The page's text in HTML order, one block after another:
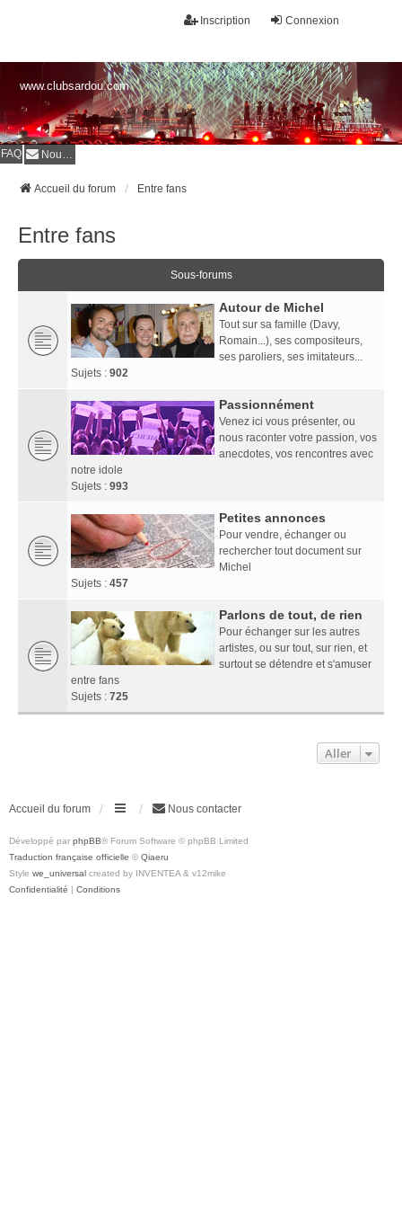
Connexion
Inscription
www.clubsardou.com
FAQ Nous contacter
Accueil du forum Entre fans
Entre fans
Sous-forums
Autour de Michel
Tout sur sa famille (Davy,
Romain...), ses compositeurs,
ses paroliers, ses imitateurs...
Sujets : 902
Passionnément
Venez ici vous présenter, ou
nous raconter votre passion, vos
anecdotes, vos rencontres avec
notre idole
Sujets : 993
Petites annonces
Pour vendre, échanger ou
rechercher tout document sur
Michel
Sujets : 457
Parlons de tout, de rien
Pour échanger sur les autres
artistes, ou sur tout, sur rien, et
surtout se détendre et s'amuser
entre fans
Sujets : 725
Aller
Accueil du forum Nous contacter
Développé par phpBB® Forum Software © phpBB Limited
Traduction française officielle © Qiaeru
Style we_universal created by INVENTEA & v12mike
Confidentialité | Conditions